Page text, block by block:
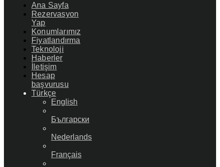
Ana Sayfa
Rezervasyon
Yap
Konumlarımız
Fiyatlandırma
Teknoloji
Haberler
İletişim
Hesap
başvurusu
Türkçe
English
Български
Nederlands
Français